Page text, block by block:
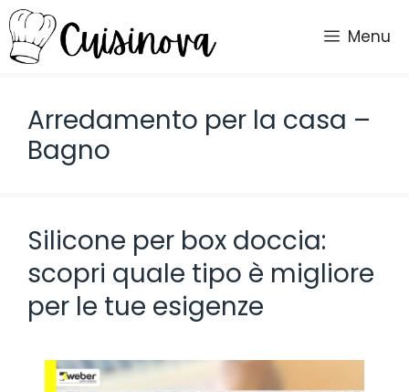
Vai
al
contenuto
Menu
Arredamento per la casa –
Bagno
Silicone per box doccia:
scopri quale tipo è migliore
per le tue esigenze